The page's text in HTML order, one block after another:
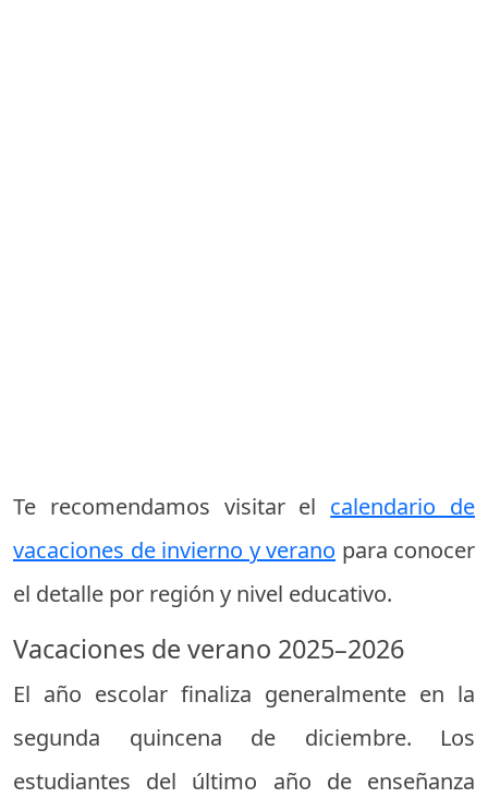
Te recomendamos visitar el calendario de
vacaciones de invierno y verano para conocer
el detalle por región y nivel educativo.
Vacaciones de verano 2025–2026
El año escolar finaliza generalmente en la
segunda quincena de diciembre. Los
estudiantes del último año de enseñanza